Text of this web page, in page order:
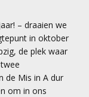
– draaien we
in oktober
de plek waar
de Mis in A dur
om in ons